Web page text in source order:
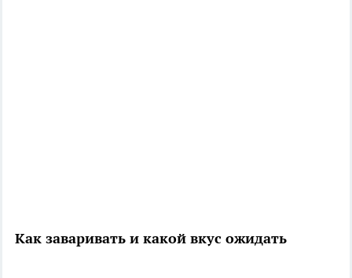
Как заваривать и какой вкус ожидать